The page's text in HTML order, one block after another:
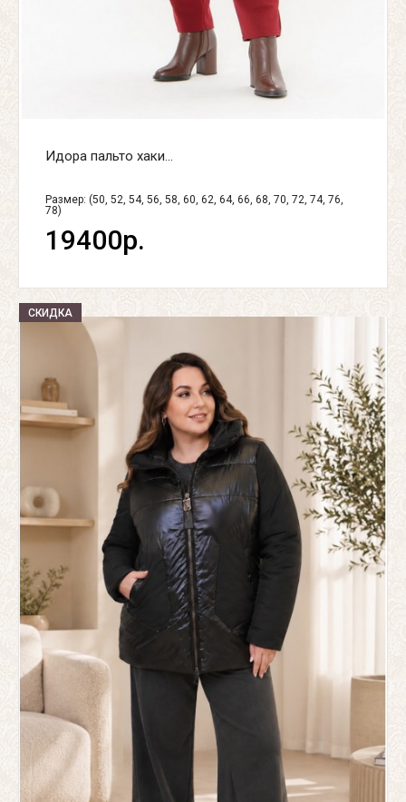
Идора пальто хаки...
Размер: (50, 52, 54, 56, 58, 60, 62, 64, 66, 68, 70, 72, 74, 76,
78)
19400р.
СКИДКА